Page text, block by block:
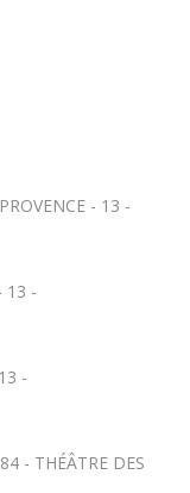
- 13 -
13 -
-
- THÉÂTRE DES